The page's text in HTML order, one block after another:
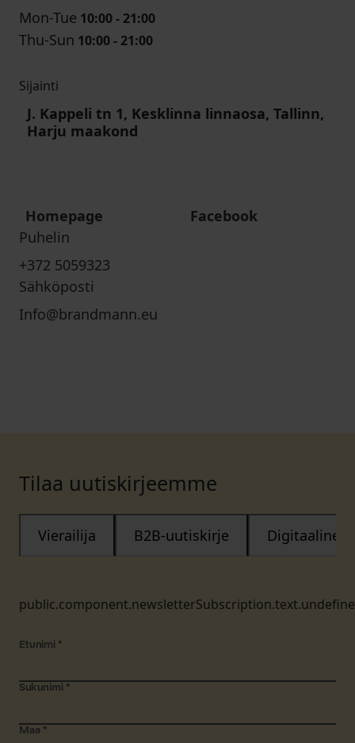
Mon-Tue 10:00 - 21:00
Thu-Sun 10:00 - 21:00
Sijainti
J. Kappeli tn 1, Kesklinna linnaosa, Tallinn,
Harju maakond
Homepage
Facebook
Puhelin
+372 5059323
Sähköposti
Info@brandmann.eu
Tilaa uutiskirjeemme
Vierailija B2B-uutiskirje Digitaalinen
Etunimi *
Sukunimi *
Maa *